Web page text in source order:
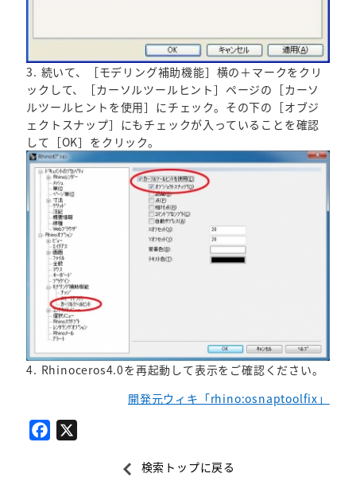
3. 続いて、［モデリング補助機能］横の＋マークをクリ
ックして、［カーソルツールヒント］ページの［カーソ
ルツールヒントを使用］にチェック。その下の［オブジ
ェクトスナップ］にもチェックが入っていることを確認
して［OK］をクリック。
4. Rhinoceros4.0を再起動して表示をご確認ください。
開発元ウィキ「rhino:osnaptoolfix」
検索トップに戻る